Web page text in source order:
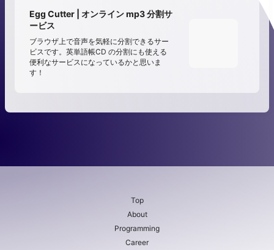
Egg Cutter | オンライン mp3 分割サ
ービス
ブラウザ上で音声を気軽に分割できるサー
ビスです。英単語帳CD の分割にも使える
便利なサービスになっているかと思いま
す！
Top
About
Programming
Career